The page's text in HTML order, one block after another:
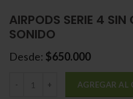
AIRPODS SERIE 4
SONIDO
Desde: $650.000
AGREGAR AL